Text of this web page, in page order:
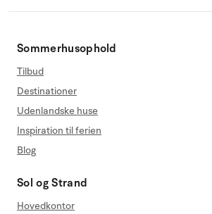
Sommerhusophold
Tilbud
Destinationer
Udenlandske huse
Inspiration til ferien
Blog
Sol og Strand
Hovedkontor